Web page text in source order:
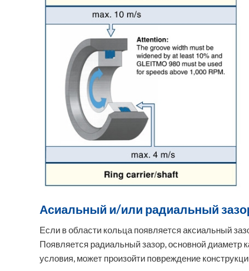
Асиальный и/или радиальный
Если в области кольца появляется аксиальный
Появляется радиальный зазор, основной диаметр
условия, может произойти повреждение